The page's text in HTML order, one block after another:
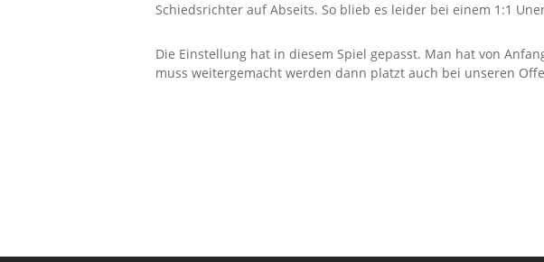
Schiedsrichter auf Abseits. So blieb es leider bei einem 1:1
Die Einstellung hat in diesem Spiel gepasst. Man hat von
muss weitergemacht werden dann platzt auch bei unseren